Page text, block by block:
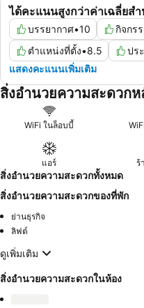
ได้คะแนนสูงกว่าค่าเฉลี่ยส
บรรยากาศ•10 กิจกร
ตำแหน่งที่ตั้ง•8.5 ปร
แสดงคะแนนเพิ่มเติม
สิ่งอำนวยความสะดวกห
WiFi ในล็อบบี้
แอร์ ร้
สิ่งอำนวยความสะดวกทั้งหมด
สิ่งอำนวยความสะดวกของที่พัก
ย่านธุรกิจ
ลิฟต์
ดูเพิ่มเติม
สิ่งอำนวยความสะดวกในห้อง